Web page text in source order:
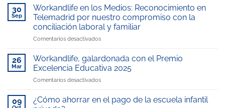
Escuela
Infantil
del
Hospital
Universitario
Juan
Carlos,
gestionada
por
reconocida
30
Sep
Workandlife en los Medios: Reconocimiento en
Telemadrid por nuestro compromiso con la
conciliación laboral y familiar
Comentarios desactivadosen
en
los
Medios:
Reconocimiento
Telemadrid
26
Mar
Workandlife, galardonada con el Premio
Excelencia Educativa 2025
Comentarios desactivadosen
galardonada
con
09
¿Cómo ahorrar en el pago de la escuela infantil